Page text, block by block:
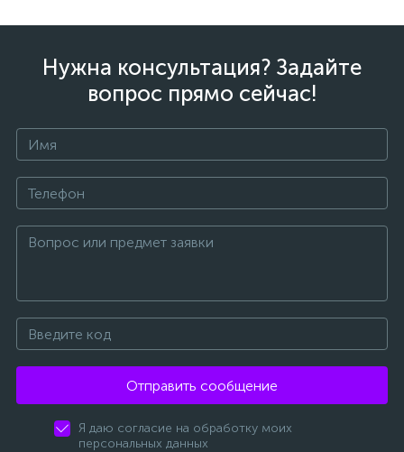
Нужна консультация? Задайте
вопрос прямо сейчас!
Отправить сообщение
Я даю согласие на обработку моих
персональных данных